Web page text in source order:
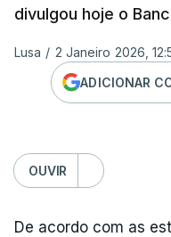
divulgou hoje o
Lusa / 2 Janeiro 2026,
ADICIONAR
OUVIR
De acordo com as